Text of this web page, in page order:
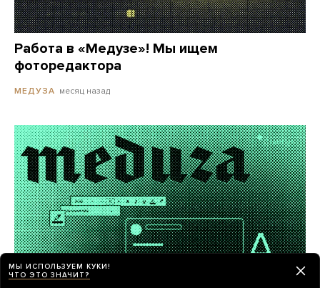
Работа в «Медузе»! Мы ищем
фоторедактора
МЕДУЗА месяц назад
МЫ ИСПОЛЬЗУЕМ КУКИ!
ЧТО ЭТО ЗНАЧИТ?